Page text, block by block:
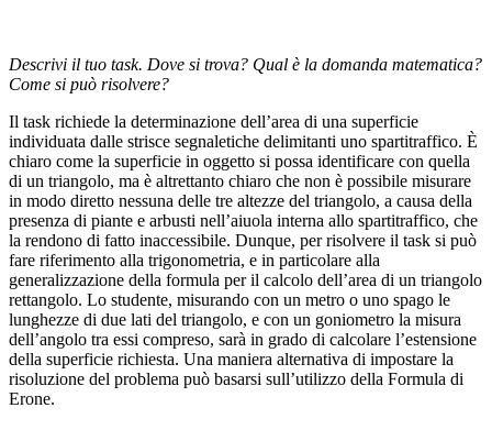
Descrivi il tuo task. Dove si trova? Qual è la domanda matematica?
Come si può risolvere?
Il task richiede la determinazione dell’area di una superficie
individuata dalle strisce segnaletiche delimitanti uno spartitraffico. È
chiaro come la superficie in oggetto si possa identificare con quella
di un triangolo, ma è altrettanto chiaro che non è possibile misurare
in modo diretto nessuna delle tre altezze del triangolo, a causa della
presenza di piante e arbusti nell’aiuola interna allo spartitraffico, che
la rendono di fatto inaccessibile. Dunque, per risolvere il task si può
fare riferimento alla trigonometria, e in particolare alla
generalizzazione della formula per il calcolo dell’area di un triangolo
rettangolo. Lo studente, misurando con un metro o uno spago le
lunghezze di due lati del triangolo, e con un goniometro la misura
dell’angolo tra essi compreso, sarà in grado di calcolare l’estensione
della superficie richiesta. Una maniera alternativa di impostare la
risoluzione del problema può basarsi sull’utilizzo della Formula di
Erone.